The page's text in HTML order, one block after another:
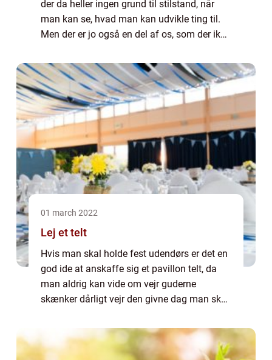
der da heller ingen grund til stilstand, når
man kan se, hvad man kan udvikle ting til.
Men der er jo også en del af os, som der ikke
an, inden vi kaster os [&...
01 march 2022
Lej et telt
Hvis man skal holde fest udendørs er det en
god ide at anskaffe sig et pavillon telt, da
man aldrig kan vide om vejr guderne
skænker dårligt vejr den givne dag man skal
vejret men er aldrig en garanti og ka...